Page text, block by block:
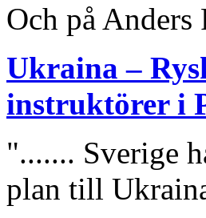
Och på Anders
Ukraina –
instruktörer i
"....... Sverige
plan till